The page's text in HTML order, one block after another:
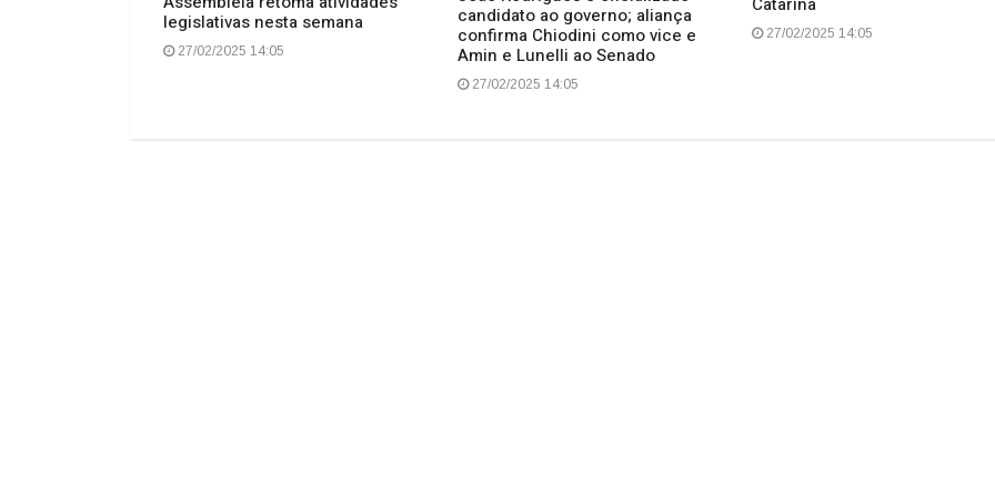
legislativas nesta semana
27/02/2025 14:05
candidato ao governo; aliança
confirma Chiodini como vice e
Amin e Lunelli ao Senado
27/02/2025 14:05
27/02/2025 14:05